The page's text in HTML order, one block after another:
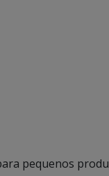
pequenos